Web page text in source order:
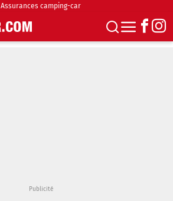
Assurances camping-car